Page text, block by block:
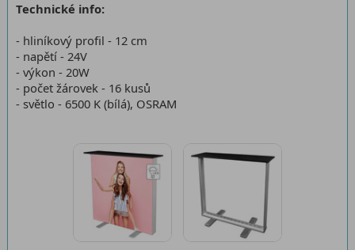
Technické info:
- hliníkový profil - 12 cm
- napětí - 24V
- výkon - 20W
- počet žárovek - 16 kusů
- světlo - 6500 K (bílá), OSRAM